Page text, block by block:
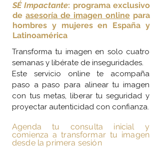
SÉ Impactante: programa exclusivo
de asesoría de imagen online para
hombres y mujeres en España y
Latinoamérica
Transforma tu imagen en solo cuatro
semanas y libérate de inseguridades.
Este servicio online te acompaña
paso a paso para alinear tu imagen
con tus metas, liberar tu seguridad y
proyectar autenticidad con confianza.
Agenda tu consulta inicial y
comienza a transformar tu imagen
desde la primera sesión